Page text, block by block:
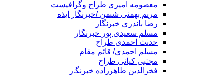
معصومه امیری طراح وگرافیست
مریم بهمنی شیمن /خبرنگار ایذه
رضا باندری خبرنگار
مسلم سعیدی پور خبرنگار
حدیث احمدی طراح
مسلم احمدی/ قائم مقام
مجتبی کیانی طراح
فخرالدین طاهرزاده خبرنگار